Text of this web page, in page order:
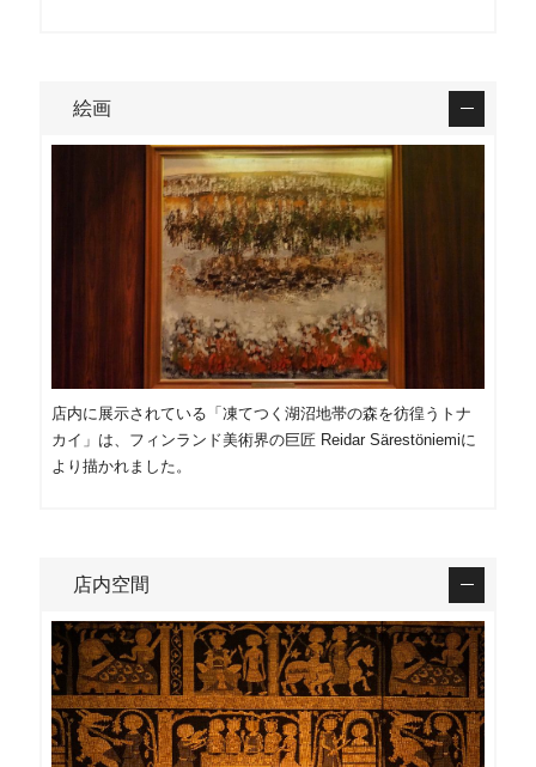
絵画
店内に展示されている「凍てつく湖沼地帯の森を彷徨うトナ
カイ」は、フィンランド美術界の巨匠 Reidar Särestöniemiに
より描かれました。
店内空間